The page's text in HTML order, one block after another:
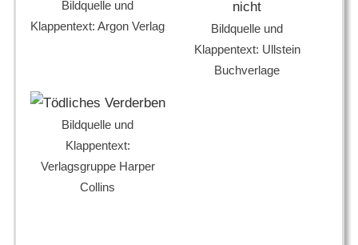
Bildquelle und
Klappentext: Argon Verlag
Bildquelle und
Klappentext: Ullstein
Buchverlage
Bildquelle und
Klappentext:
Verlagsgruppe Harper
Collins